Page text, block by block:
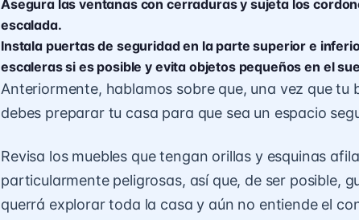
Asegura las ventanas con cerraduras y sujeta los
escalada.
Instala puertas de seguridad en la parte superior e
escaleras si es posible y evita objetos pequeños en el
Anteriormente, hablamos sobre que, una vez que tu
debes preparar tu casa para que sea un espacio
Revisa los muebles que tengan orillas y esquinas
particularmente peligrosas, así que, de ser posible,
querrá explorar toda la casa y aún no entiende el